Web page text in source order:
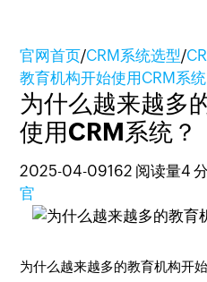
官网首页/CRM系统选型/
教育机构开始使用CRM系统
为什么越来越多
使用CRM系统？
2025-04-09162 阅读量4
官
为什么越来越多的教育机构开